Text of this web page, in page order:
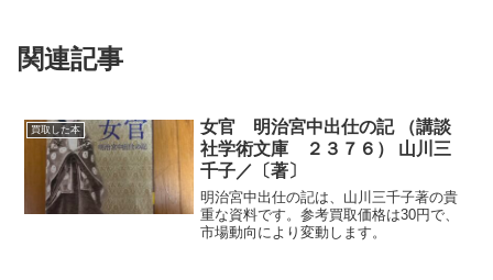
関連記事
買取した本
女官 明治宮中出仕の記 （講談
社学術文庫 ２３７６） 山川三
千子／〔著〕
明治宮中出仕の記は、山川三千子著の貴
重な資料です。参考買取価格は30円で、
市場動向により変動します。